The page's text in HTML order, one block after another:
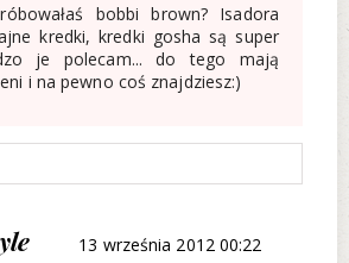
bobbi brown? Isadora
kredki, kredki gosha są super
je polecam... do tego mają
i na pewno coś znajdziesz:)
13 września 2012 00:22